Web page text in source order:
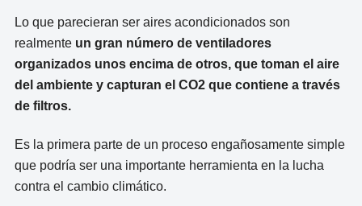
Lo que parecieran ser aires acondicionados son
realmente un gran número de ventiladores
organizados unos encima de otros, que toman el aire
del ambiente y capturan el CO2 que contiene a través
de filtros.
Es la primera parte de un proceso engañosamente simple
que podría ser una importante herramienta en la lucha
contra el cambio climático.